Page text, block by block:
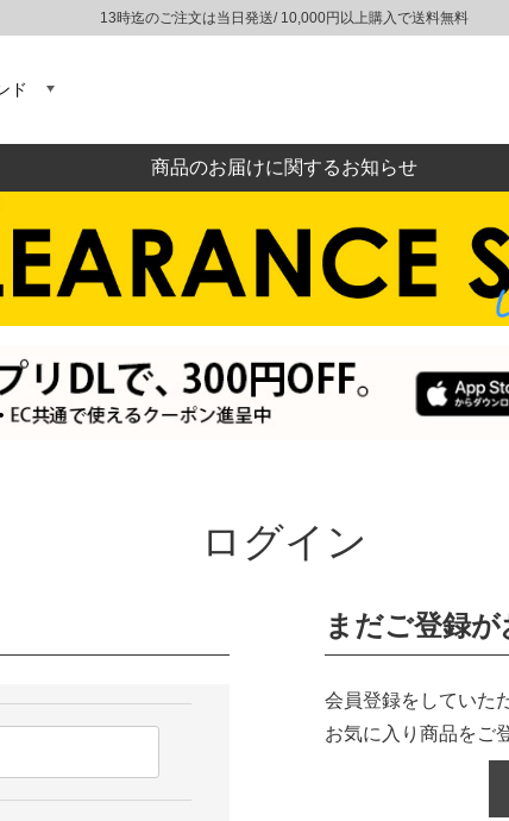
13時迄のご注文は当日発送/ 10,000円以上購入で送料無料
ド
商品のお届けに関するお知らせ
ログイン
まだご登録
会員登録をしていた
お気に入り商品をご